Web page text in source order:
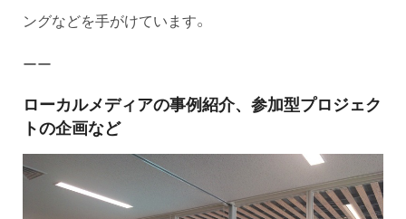
ングなどを手がけています。
ーー
ローカルメディアの事例紹介、参加型プロジェク
トの企画など